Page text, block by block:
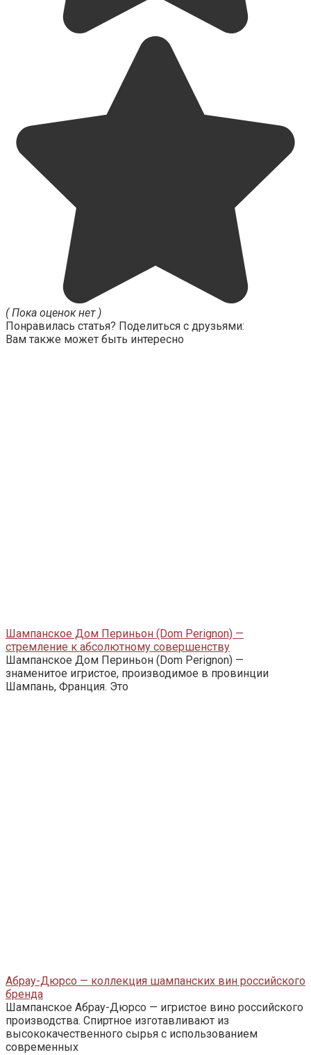
( Пока оценок нет )
Понравилась статья? Поделиться с друзьями:
Вам также может быть интересно
Шампанское Дом Периньон (Dom Perignon) —
стремление к абсолютному совершенству
Шампанское Дом Периньон (Dom Perignon) —
знаменитое игристое, производимое в провинции
Шампань, Франция. Это
Абрау-Дюрсо — коллекция шампанских вин российского
бренда
Шампанское Абрау-Дюрсо — игристое вино российского
производства. Спиртное изготавливают из
высококачественного сырья с использованием
современных